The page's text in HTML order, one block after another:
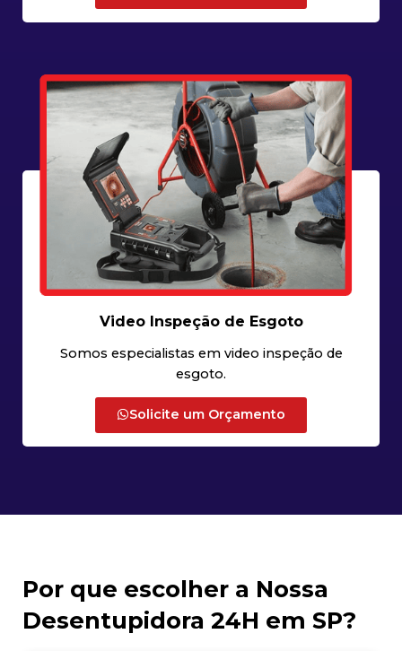
Video Inspeção de Esgoto
Somos especialistas em video inspeção de
esgoto.
Solicite um Orçamento
Por que escolher a Nossa
Desentupidora 24H em SP?